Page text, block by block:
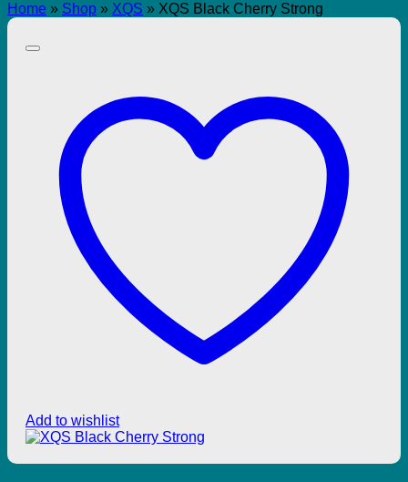
Home » Shop » XQS » XQS Black Cherry Strong
Add to wishlist